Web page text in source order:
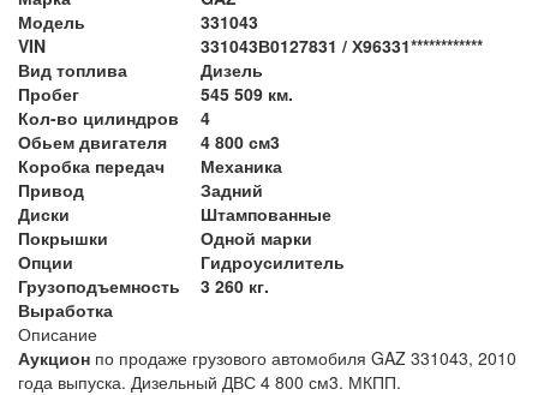
Модель
331043
VIN
331043В0127831 / Х96331************
Вид топлива
Дизель
Пробег
545 509 км.
Кол-во цилиндров
4
Обьем двигателя
4 800 см3
Коробка передач
Механика
Привод
Задний
Диски
Штампованные
Покрышки
Одной марки
Опции
Гидроусилитель
Грузоподъемность
3 260 кг.
Выработка
Описание
Аукцион по продаже грузового автомобиля GAZ 331043, 2010
года выпуска. Дизельный ДВС 4 800 см3. МКПП.